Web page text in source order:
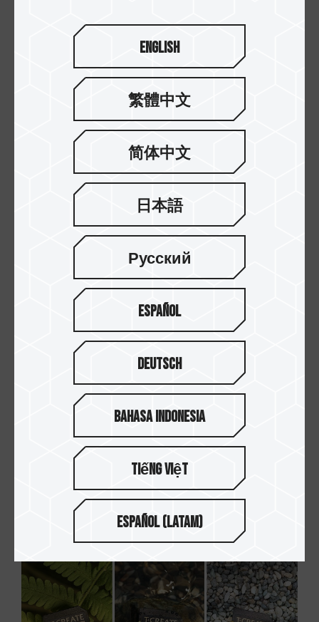
記憶體頻率與主機板之間的使用關係
為什麼升級更換記憶體後無法正常開機？
English
繁體中文
简体中文
日本語
Русский
Español
Deutsch
Bahasa Indonesia
Tiếng Việt
Español (Latam)